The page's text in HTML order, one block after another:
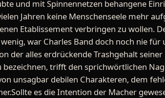
und mit Spinnennetzen behangene
Jahren keine Menschenseele mehr
Etablissement verbringen zu wollen.
war Charles Band doch noch nie
der alles erdrückende Trashgehalt
trifft den sprichwörtlichen
unsagbar debilen Charakteren, dem
es die Intention der Macher